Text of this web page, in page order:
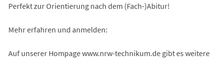
Perfekt zur Orientierung nach dem (Fach-)Abitur!
Mehr erfahren und anmelden:
Auf unserer Hompage www.nrw-technikum.de gibt es weitere